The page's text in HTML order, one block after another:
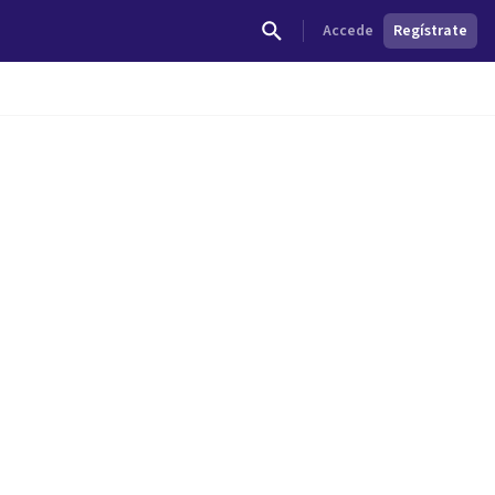
Accede Regístrate